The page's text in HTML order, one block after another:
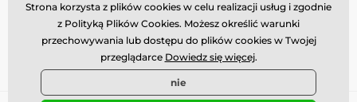
Reklamacje i Odstąpienie od
Umowy
Bezpieczeństwo i jakość bez
kompromisów
Strona korzysta z plików cookies w celu realizacji usług i zgodnie
z Polityką Plików Cookies. Możesz określić warunki
przechowywania lub dostępu do plików cookies w Twojej
przeglądarce Dowiedz się więcej.
nie